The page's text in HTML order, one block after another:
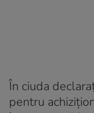
În ciuda
pentru